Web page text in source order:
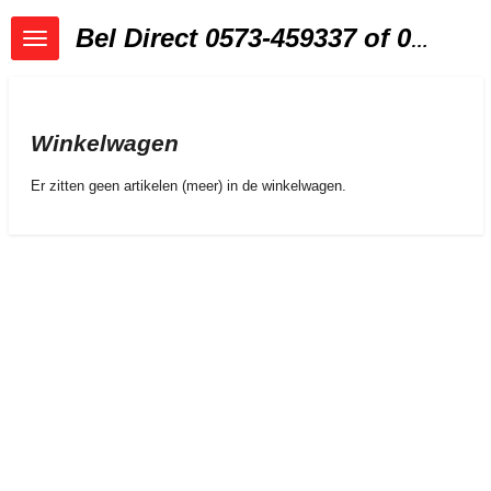
Ga
direct
Bel Direct 0573-459337 of 06-30400612 Info@etaxkoeriersdiensten.nl
Winkelwagen
Er zitten geen artikelen (meer) in de winkelwagen.